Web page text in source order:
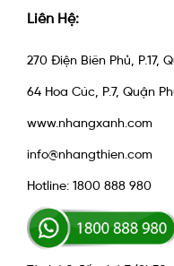
Liên Hệ:
270 Điện Biên Phủ, P.17,
64 Hoa Cúc, P.7, Quận
www.nhangxanh.com
info@nhangthien.com
Hotline: 1800 888 980